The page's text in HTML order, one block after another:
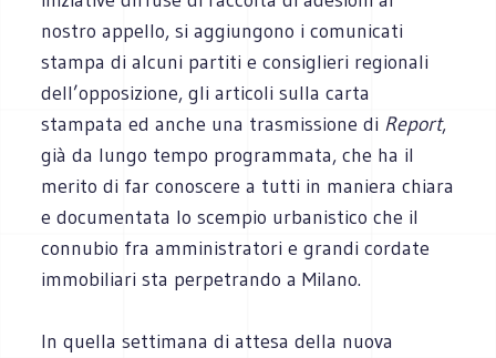
nostro appello, si aggiungono i comunicati
stampa di alcuni partiti e consiglieri regionali
dell’opposizione, gli articoli sulla carta
stampata ed anche una trasmissione di Report,
già da lungo tempo programmata, che ha il
merito di far conoscere a tutti in maniera chiara
e documentata lo scempio urbanistico che il
connubio fra amministratori e grandi cordate
immobiliari sta perpetrando a Milano.
In quella settimana di attesa della nuova